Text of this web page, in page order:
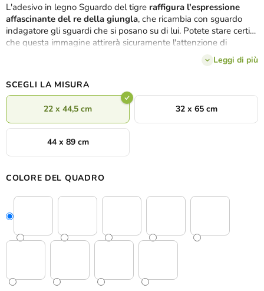
L'adesivo in legno Sguardo del tigre raffigura l'espressione
affascinante del re della giungla, che ricambia con sguardo
indagatore gli sguardi che si posano su di lui. Potete stare certi
che questa immagine attirerà sicuramente l'attenzione di
Leggi di più
SCEGLI LA MISURA
22 x 44,5 cm 32 x 65 cm
44 x 89 cm
COLORE DEL QUADRO